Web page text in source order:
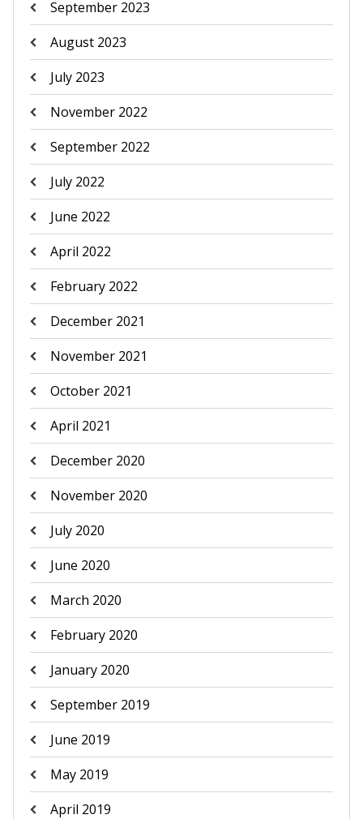
September 2023
August 2023
July 2023
November 2022
September 2022
July 2022
June 2022
April 2022
February 2022
December 2021
November 2021
October 2021
April 2021
December 2020
November 2020
July 2020
June 2020
March 2020
February 2020
January 2020
September 2019
June 2019
May 2019
April 2019